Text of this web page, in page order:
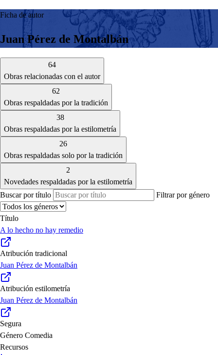
Ficha de autor
Juan Pérez de Montalbán
64
Obras relacionadas con el autor
62
Obras respaldadas por la tradición
38
Obras respaldadas por la estilometría
26
Obras respaldadas solo por la tradición
2
Novedades respaldadas por la estilometría
Buscar por título
Filtrar por género
Título
A lo hecho no hay remedio
Atribución tradicional
Juan Pérez de Montalbán
Atribución estilometría
Juan Pérez de Montalbán
Segura
Género Comedia
Recursos